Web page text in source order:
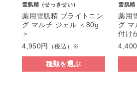
雪肌精（せっきせい）
薬用雪肌精 ブライトニン
グ マルチ ジェル ＜80g
＞
4,950円
（税込）※
種類を選ぶ
雪肌精
薬用
グ マ
付け